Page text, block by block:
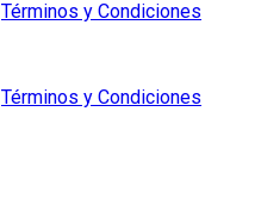
Términos y Condiciones
Términos y Condiciones